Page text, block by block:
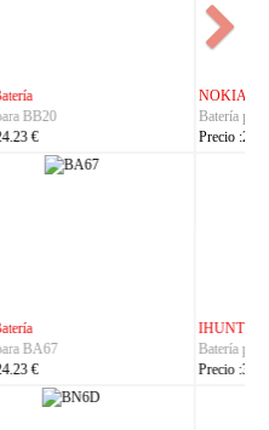
ASUS Batería
Batería para C21P2401
Precio :37.23 €
HUACE Batería
Batería para LT60
Precio :42.23 €